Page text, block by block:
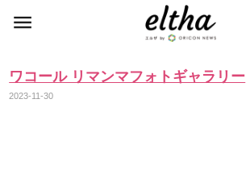
ワコール リマンマフォトギャラリー
2023-11-30